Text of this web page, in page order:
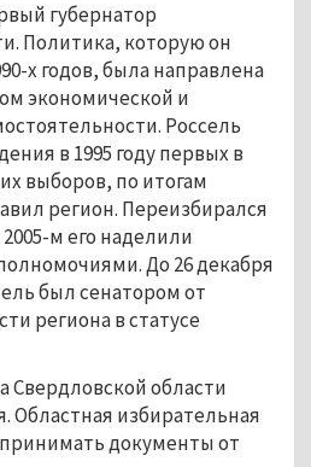
губернатор
Политика, которую он
х годов, была направлена
экономической и
Россель
в 1995 году первых в
выборов, по итогам
регион. Переизбирался
2005-м его наделили
До 26 декабря
был сенатором от
региона в статусе
Свердловской области
Областная избирательная
документы от